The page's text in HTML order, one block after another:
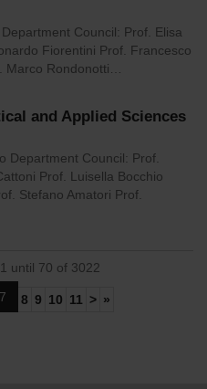
Council: Prof. Elisa
Fiorentini Prof. Francesco
Marco Rondonotti…
and Applied Sciences
Department Council: Prof.
Prof. Luisella Bocchio
Stefano Amatori Prof.
until 70 of 3022
7 8 9 10 11 > »